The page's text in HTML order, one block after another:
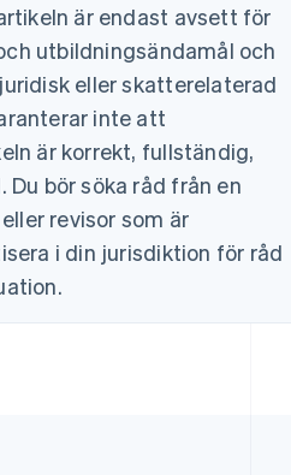
är endast avsett för
utbildningsändamål och
eller skatterelaterad
inte att
är korrekt, fullständig,
Du bör söka råd från en
revisor som är
i din jurisdiktion för råd